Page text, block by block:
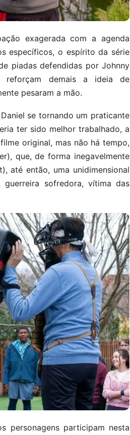
exagerada com a agenda
específicos, o espírito da série
piadas defendidas por Johnny
reforçam demais a ideia de
pesaram a mão.
se tornando um praticante
ter sido melhor trabalhado, a
original, mas não há tempo,
que, de forma inegavelmente
até então, uma unidimensional
sofredora, vítima das
personagens participam nesta